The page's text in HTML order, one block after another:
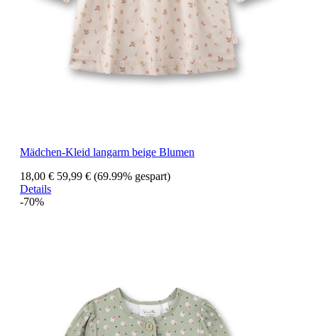
Mädchen-Kleid langarm beige Blumen
18,00 € 59,99 € (69.99% gespart)
Details
-70%